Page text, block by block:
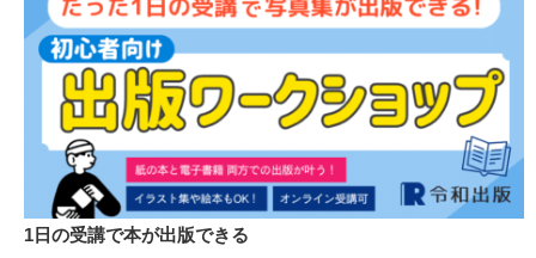
多言語化によるお悩みを解決します！
管理画面からカンタン更新！AI翻訳＋人力翻訳の使い分けも
可能→詳しくはこちら